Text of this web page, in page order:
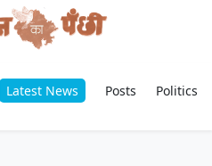
Latest News Posts Politics